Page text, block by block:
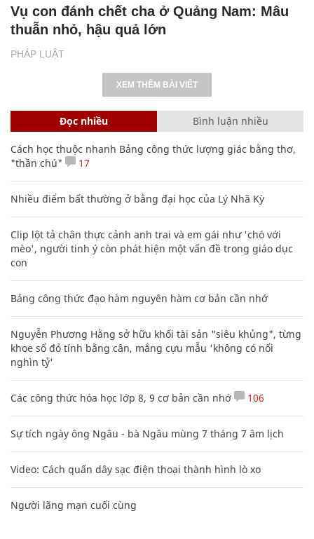
PHÁP LUẬT
Vụ con đánh chết cha ở Quảng Nam: Mâu
thuẫn nhỏ, hậu quả lớn
XEM THÊM BÀI VIẾT
Đọc nhiều Bình luận nhiều
Cách học thuộc nhanh Bảng công thức lượng giác bằng thơ,
"thần chú"
17
Nhiều điểm bất thường ở bằng đại học của Lý Nhã Kỳ
Clip lột tả chân thực cảnh anh trai và em gái như 'chó với
mèo', người tinh ý còn phát hiện một vấn đề trong giáo dục
con
Bảng công thức đạo hàm nguyên hàm cơ bản cần nhớ
Nguyễn Phương Hằng sở hữu khối tài sản "siêu khủng", từng
khoe sổ đỏ tính bằng cân, mắng cựu mẫu 'không có nổi
nghìn tỷ'
Các công thức hóa học lớp 8, 9 cơ bản cần nhớ 106
Sự tích ngày ông Ngâu - bà Ngâu mùng 7 tháng 7 âm lịch
Video: Cách quấn dây sạc điện thoại thành hình lò xo
Người lãng mạn cuối cùng